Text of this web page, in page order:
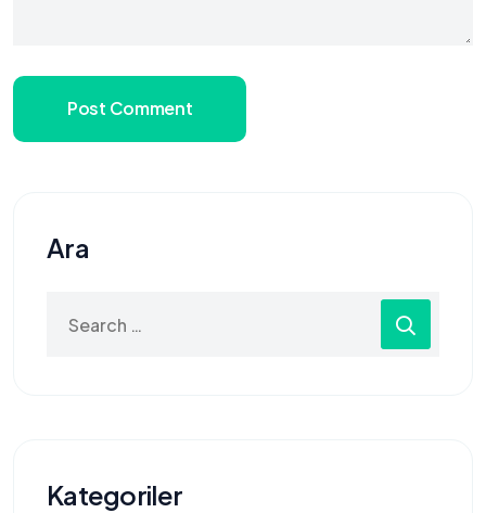
Post Comment
Ara
for:
Kategoriler